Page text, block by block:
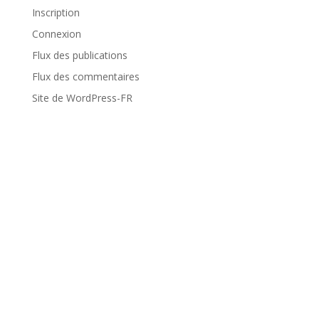
Inscription
Connexion
Flux des publications
Flux des commentaires
Site de WordPress-FR